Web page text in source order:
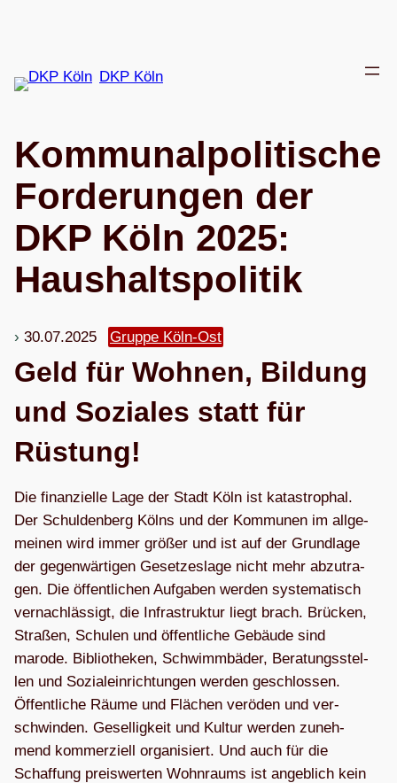
springen
DKP Köln
Kom­mu­nal­po­li­ti­sche
For­de­run­gen der
DKP Köln 2025:
Haushaltspolitik
30.07.2025 Gruppe Köln-Ost
Geld für Woh­nen, Bil­dung
und Sozia­les statt für
Rüstung!
Die finan­zi­elle Lage der Stadt Köln ist kata­stro­phal.
Der Schul­den­berg Kölns und der Kom­mu­nen im all­ge­
mei­nen wird immer grö­ßer und ist auf der Grund­lage
der gegen­wär­ti­gen Geset­zes­lage nicht mehr abzu­tra­
gen. Die öffent­li­chen Auf­ga­ben wer­den sys­te­ma­tisch
ver­nach­läs­sigt, die Infra­struk­tur liegt brach. Brü­cken,
Stra­ßen, Schu­len und öffent­li­che Gebäude sind
marode. Biblio­the­ken, Schwimm­bä­der, Bera­tungs­stel­
len und Sozi­al­ein­rich­tun­gen wer­den geschlos­sen.
Öffent­li­che Räume und Flä­chen ver­öden und ver­
schwin­den. Gesel­lig­keit und Kul­tur wer­den zuneh­
mend kom­mer­zi­ell orga­ni­siert. Und auch für die
Schaf­fung preis­wer­ten Wohn­raums ist angeb­lich kein